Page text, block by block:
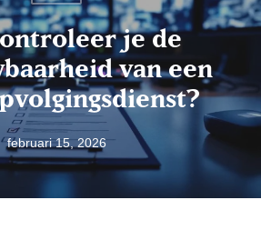
je de
van een
februari 15, 2026